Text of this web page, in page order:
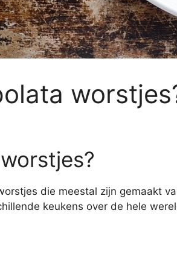
die meestal zijn gemaakt
keukens over de hele